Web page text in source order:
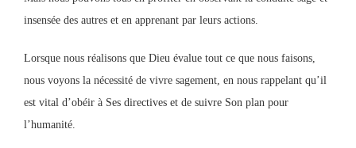
insensée des autres et en apprenant par leurs actions.
Lorsque nous réalisons que Dieu évalue tout ce que nous faisons,
nous voyons la nécessité de vivre sagement, en nous rappelant qu’il
est vital d’obéir à Ses directives et de suivre Son plan pour
l’humanité.